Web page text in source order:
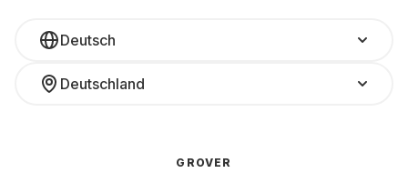
Deutsch
Deutschland
GROVER